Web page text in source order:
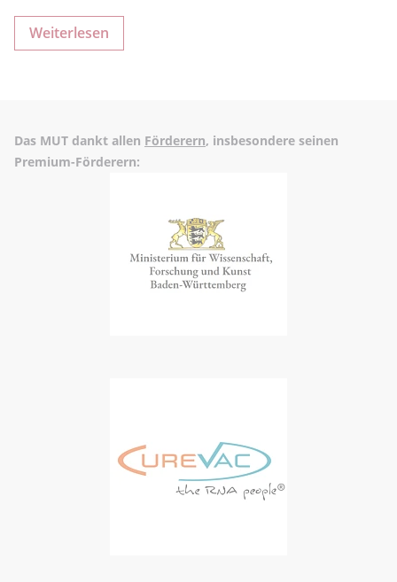
Weiterlesen
Das MUT dankt allen Förderern, insbesondere seinen
Premium-Förderern: